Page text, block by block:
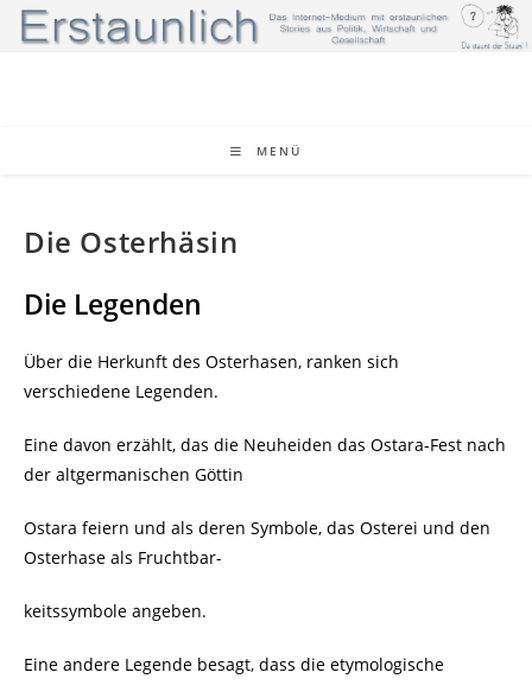
Zum
Inhalt
MENÜ
Die Osterhäsin
Die Legenden
Über die Herkunft des Osterhasen, ranken sich
verschiedene Legenden.
Eine davon erzählt, das die Neuheiden das Ostara-Fest nach
der altgermanischen Göttin
Ostara feiern und als deren Symbole, das Osterei und den
Osterhase als Fruchtbar-
keitssymbole angeben.
Eine andere Legende besagt, dass die etymologische